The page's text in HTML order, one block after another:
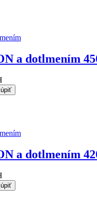
a dotlmením
a dotlmením